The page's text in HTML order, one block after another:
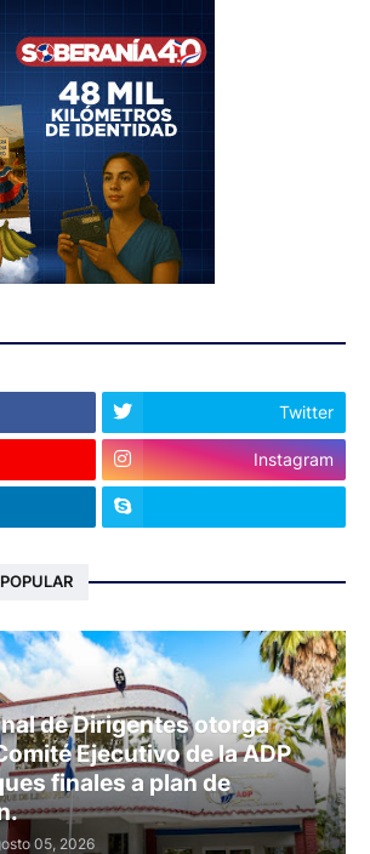
Twitter
Instagram
de Dirigentes otorga
Ejecutivo de la ADP
finales a plan de
05, 2026